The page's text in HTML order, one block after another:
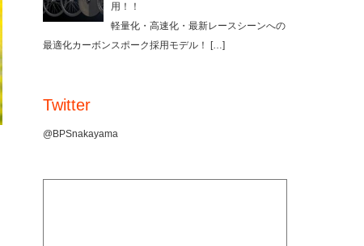
用！！
軽量化・高速化・最新レースシーンへの
最適化カーボンスポーク採用モデル！
[…]
Twitter
@BPSnakayama